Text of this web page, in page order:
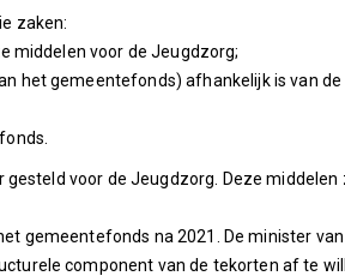
zaken:
middelen voor de Jeugdzorg;
het gemeentefonds) afhankelijk is van de
voor de Jeugdzorg. Deze middelen
gemeentefonds na 2021. De minister van
component van de tekorten af te